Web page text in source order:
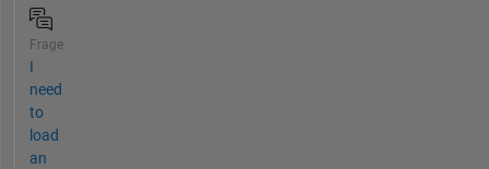
Frage
I
need
to
load
an